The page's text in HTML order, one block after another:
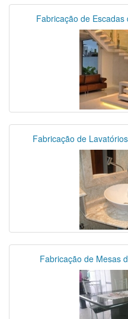
Fabricação de
Fabricação de
Fabricação de Mesas